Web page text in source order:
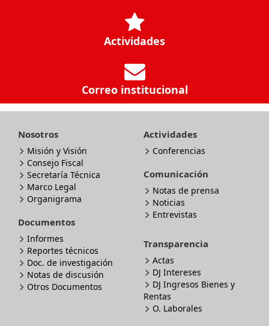
Actividades
Correo institucional
Nosotros
Misión y Visión
Consejo Fiscal
Secretaría Técnica
Marco Legal
Organigrama
Documentos
Informes
Reportes técnicos
Doc. de investigación
Notas de discusión
Otros Documentos
Actividades
Conferencias
Comunicación
Notas de prensa
Noticias
Entrevistas
Transparencia
Actas
DJ Intereses
DJ Ingresos Bienes y
Rentas
O. Laborales